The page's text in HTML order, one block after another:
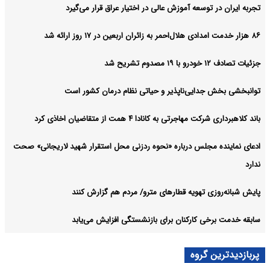
تجربه ایران در توسعه آموزش عالی در اختیار عراق قرار می‌گیرد
۸۶ هزار خدمت امدادی هلال‌احمر به زائران اربعین در ۱۷ روز ارائه شد
جزئیات تصادف ۱۲ خودرو با ۱۹ مصدوم تشریح شد
توانبخشی بخش جدایی‌ناپذیر و حیاتی نظام درمان کشور است
باند کلاهبرداری شرکت مهاجرتی به کانادا ۴ همت از متقاضیان اخاذی کرد
ادعای نماینده مجلس درباره «نحوه ردزنی محل استقرار شهید لاریجانی» صحت
ندارد
پایش شبانه‌روزی تهویه قطارهای مترو/ مردم هم گزارش کنند
سابقه خدمت برخی کارکنان برای بازنشستگی افزایش می‌یابد
پربازدیدترین گروه